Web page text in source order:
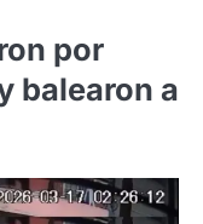
por
balearon a